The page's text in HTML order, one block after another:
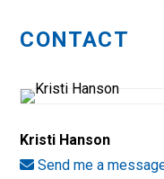
CONTACT
Kristi Hanson
Send me a